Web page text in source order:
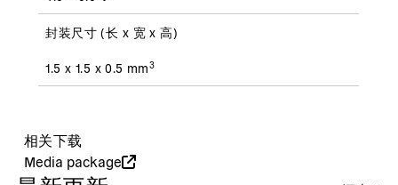
封装尺寸 (长 x 宽 x 高)
1.5 x 1.5 x 0.5 mm3
相关下载
Media package